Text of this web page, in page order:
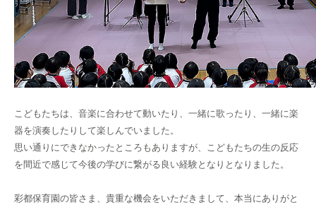
こどもたちは、音楽に合わせて動いたり、一緒に歌ったり、一緒に楽
器を演奏したりして楽しんでいました。
思い通りにできなかったところもありますが、こどもたちの生の反応
を間近で感じて今後の学びに繋がる良い経験となりとなりました。
彩都保育園の皆さま、貴重な機会をいただきまして、本当にありがと